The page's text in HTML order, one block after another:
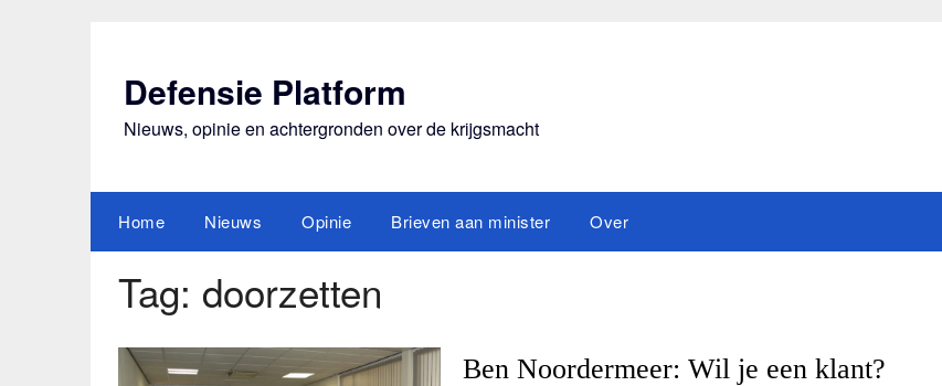
Defensie Platform
Nieuws, opinie en achtergronden over de krijgsmacht
Home Nieuws Opinie Brieven aan minister Over
Tag: doorzetten
Ben Noordermeer: Wil je een klant?